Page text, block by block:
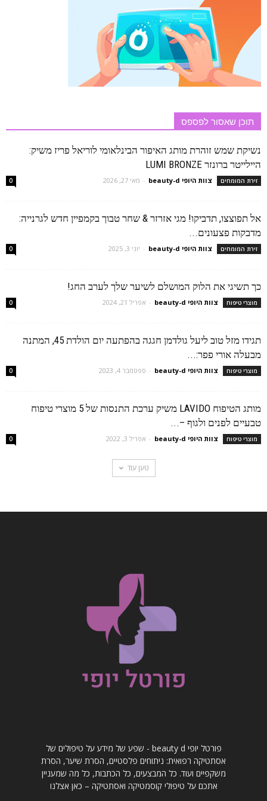
תוכן שאסור לפספס
נשיקת שמש זוהרת מותג האיפור הבינלאומי לוריאל פריז משיק:
היילייטר ברונזר LUMI BRONZE
זירת המומחים צוות היופי beauty-d - מאי 27, 2026 0
אל תפוצצו, תדביקו! מגי אזרזר & שחר טבוך בקמפיין חדש לגרנייה:
מדבקות פצעונים...
זירת המומחים צוות היופי beauty-d - יוני 3, 2025 0
כך תשיגי את הלוק המושלם לשיער שלך לערב החג!
מוצרי טיפוח צוות היופי beauty-d - אפריל 21, 2024 0
תגידו מזל טוב ליעל גולדמן חגגה בהפתעה יום הולדת 45, המתנה
מבעלה אורי פפר:...
מוצרי טיפוח צוות היופי beauty-d - ספטמבר 4, 2023 0
מותג הטיפוח LAVIDO משיק ערכת התנסות של 5 מוצרי טיפוח
טבעיים לפנים ולגוף –...
מוצרי טיפוח צוות היופי beauty-d - אפריל 3, 2022 0
טען עוד
פורטל יופי beauty d - שפע של מידע על טיפולים של
אסתטיקה רפואית: ניתוחים פלסטיים, הסרת שיער, הסרת
משקפיים ועוד. כל המבצעים, כל הכתבות, כל מה שמעניין
אתכם על טיפולי קוסמטיקה ואסתטיקה – כאן אצלנו